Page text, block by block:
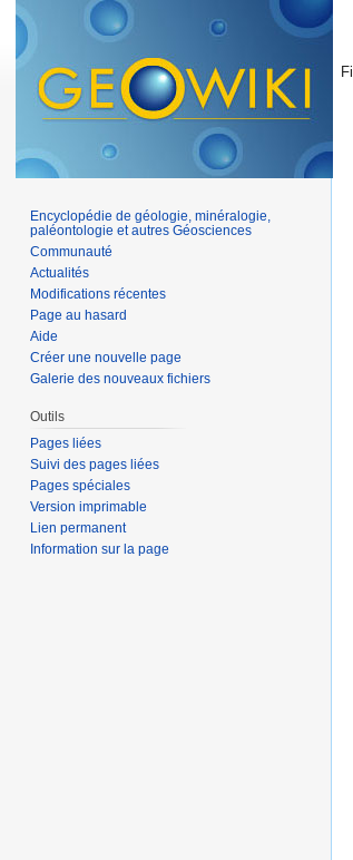
Encyclopédie de géologie, minéralogie,
paléontologie et autres Géosciences
Communauté
Actualités
Modifications récentes
Page au hasard
Aide
Créer une nouvelle page
Galerie des nouveaux fichiers
Outils
Pages liées
Suivi des pages liées
Pages spéciales
Version imprimable
Lien permanent
Information sur la page